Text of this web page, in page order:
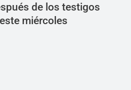
de los testigos
miércoles